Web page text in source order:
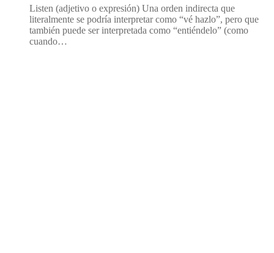
Listen (adjetivo o expresión) Una orden indirecta que
literalmente se podría interpretar como “vé hazlo”, pero que
también puede ser interpretada como “entiéndelo” (como
cuando…